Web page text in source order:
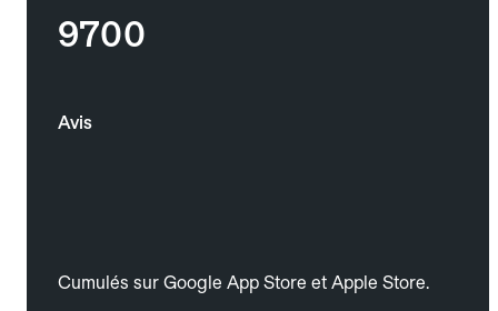
9700
Avis
Cumulés sur Google App Store et Apple Store.